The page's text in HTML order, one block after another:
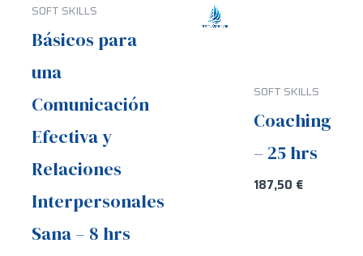
SOFT SKILLS
Básicos para
una
Comunicación
Efectiva y
Relaciones
Interpersonales
Sana – 8 hrs
SOFT SKILLS
Coaching
– 25 hrs
187,50 €